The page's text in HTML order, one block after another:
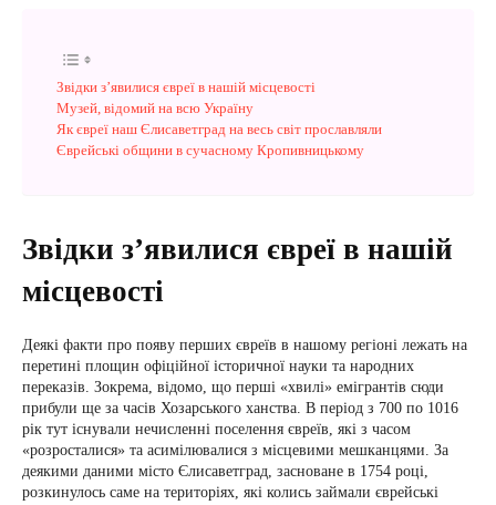
Звідки з’явилися євреї в нашій місцевості
Музей, відомий на всю Україну
Як євреї наш Єлисаветград на весь світ прославляли
Єврейські общини в сучасному Кропивницькому
Звідки з’явилися євреї в нашій
місцевості
Деякі факти про появу перших євреїв в нашому регіоні лежать на
перетині площин офіційної історичної науки та народних
переказів. Зокрема, відомо, що перші «хвилі» емігрантів сюди
прибули ще за часів Хозарського ханства. В період з 700 по 1016
рік тут існували нечисленні поселення євреїв, які з часом
«розросталися» та асимілювалися з місцевими мешканцями. За
деякими даними місто Єлисаветград, засноване в 1754 році,
розкинулось саме на територіях, які колись займали єврейські